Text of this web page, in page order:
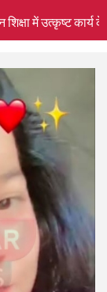
में उत्कृष्ट कार्य के लिए